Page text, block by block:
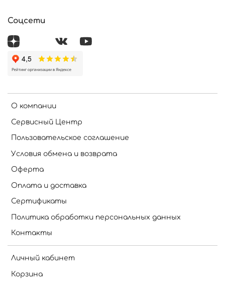
О компании
Сервисный Центр
Пользовательское соглашение
Условия обмена и возврата
Оферта
Оплата и доставка
Сертификаты
Политика обработки персональных данных
Контакты
Личный кабинет
Корзина
Соцсети